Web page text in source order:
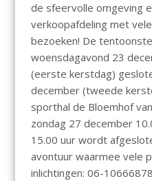
de sfeervolle omgeving
verkoopafdeling met
bezoeken! De
woensdagavond 23
(eerste kerstdag)
december (tweede
sporthal de Bloemhof
zondag 27 december
15.00 uur wordt
avontuur waarmee vele
inlichtingen: 06-